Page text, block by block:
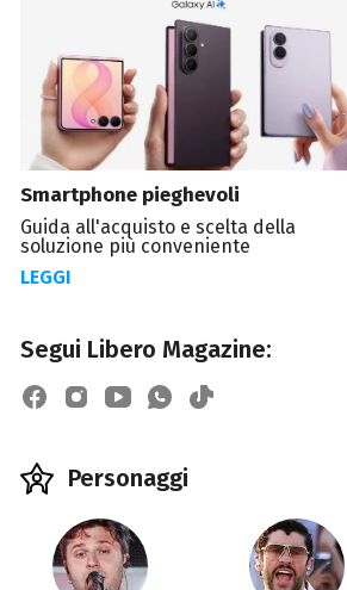
Smartphone pieghevoli
Guida all'acquisto e scelta della
soluzione più conveniente
LEGGI
Segui Libero Magazine:
Personaggi